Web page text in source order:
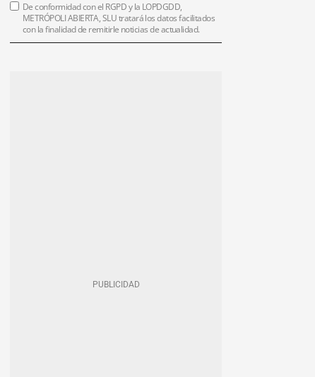
De conformidad con el RGPD y la LOPDGDD,
METRÓPOLI ABIERTA, SLU tratará los datos facilitados
con la finalidad de remitirle noticias de actualidad.